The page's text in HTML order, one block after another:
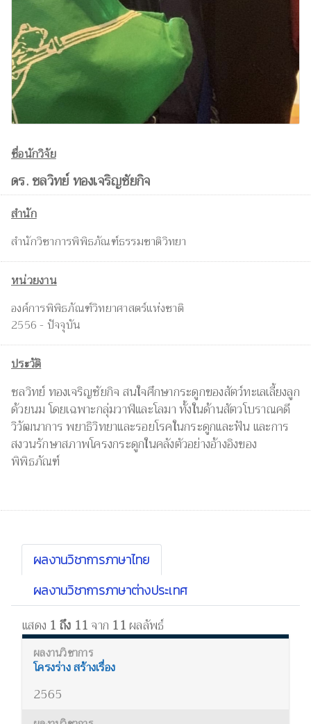
ชื่อนักวิจัย
ดร. ชลวิทย์ ทองเจริญชัยกิจ
สำนัก
สำนักวิชาการพิพิธภัณฑ์ธรรมชาติวิทยา
หน่วยงาน
องค์การพิพิธภัณฑ์วิทยาศาสตร์แห่งชาติ
2556 - ปัจจุบัน
ประวัติ
ชลวิทย์ ทองเจริญชัยกิจ สนใจศึกษากระดูกของสัตว์ทะเลเลี้ยงลูก
ด้วยนม โดยเฉพาะกลุ่มวาฬและโลมา ทั้งในด้านสัตวโบราณคดี
วิวัฒนาการ พยาธิวิทยาและรอยโรคในกระดูกและฟัน และการ
สงวนรักษาสภาพโครงกระดูกในคลังตัวอย่างอ้างอิงของ
พิพิธภัณฑ์
ผลงานวิชาการภาษาไทย
ผลงานวิชาการภาษาต่างประเทศ
แสดง 1 ถึง 11จาก 11ผลลัพธ์
โครงร่าง สร้างเรื่อง
2565